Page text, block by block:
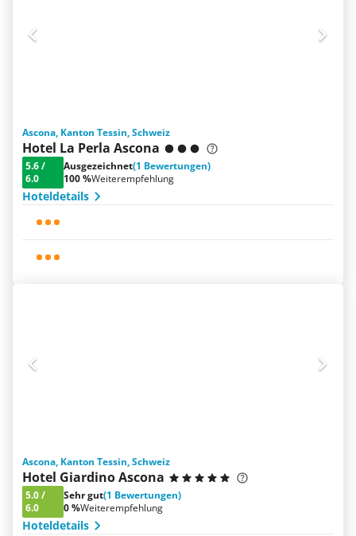
Ascona, Kanton Tessin, Schweiz
Hotel La Perla Ascona
5.6/
6.0
Ausgezeichnet(1 Bewertungen)
100 %Weiterempfehlung
Hoteldetails
Ascona, Kanton Tessin, Schweiz
Hotel Giardino Ascona
5.0/
6.0
Sehr gut(1 Bewertungen)
0 %Weiterempfehlung
Hoteldetails